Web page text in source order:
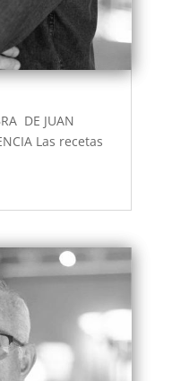
DE JUAN
Las recetas